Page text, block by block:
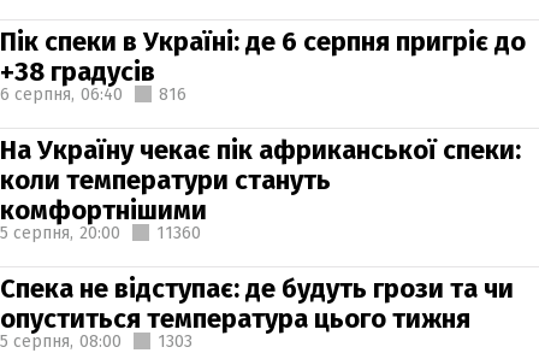
Пік спеки в Україні: де 6 серпня пригріє до
+38 градусів
6 серпня, 06:40 816
На Україну чекає пік африканської спеки:
коли температури стануть
комфортнішими
5 серпня, 20:00 11360
Спека не відступає: де будуть грози та чи
опуститься температура цього тижня
5 серпня, 08:00 1303